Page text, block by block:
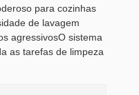
para cozinhas
de lavagem
agressivosO sistema
as tarefas de limpeza